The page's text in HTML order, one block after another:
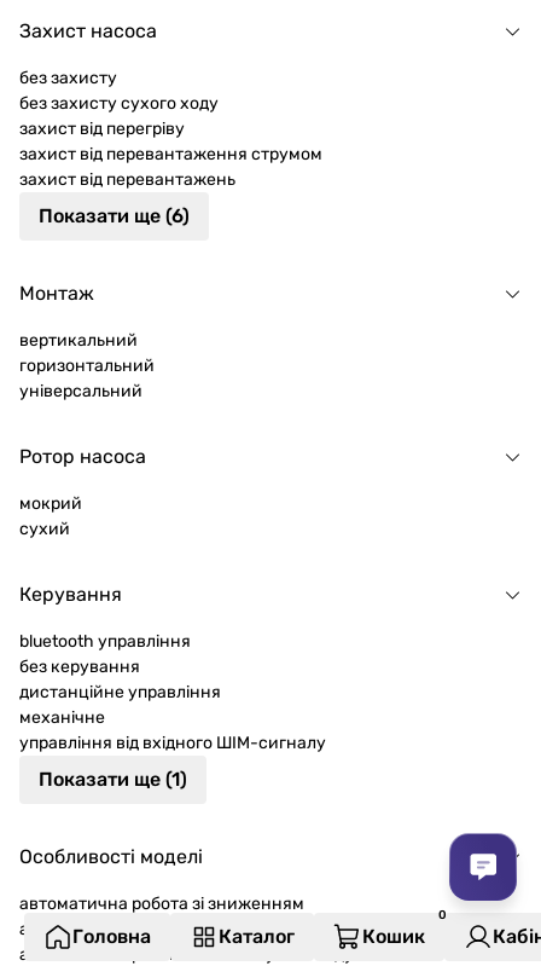
Захист насоса
без захисту
без захисту сухого ходу
захист від перегріву
захист від перевантаження струмом
захист від перевантажень
Показати ще (6)
Монтаж
вертикальний
горизонтальний
універсальний
Ротор насоса
мокрий
сухий
Керування
bluetooth управління
без керування
дистанційне управління
механічне
управління від вхідного ШІМ-сигналу
Показати ще (1)
Особливості моделі
автоматична робота зі зниженням
автоматичний
автоматичне розпізнавання сухого ходу
Головна Каталог Кошик